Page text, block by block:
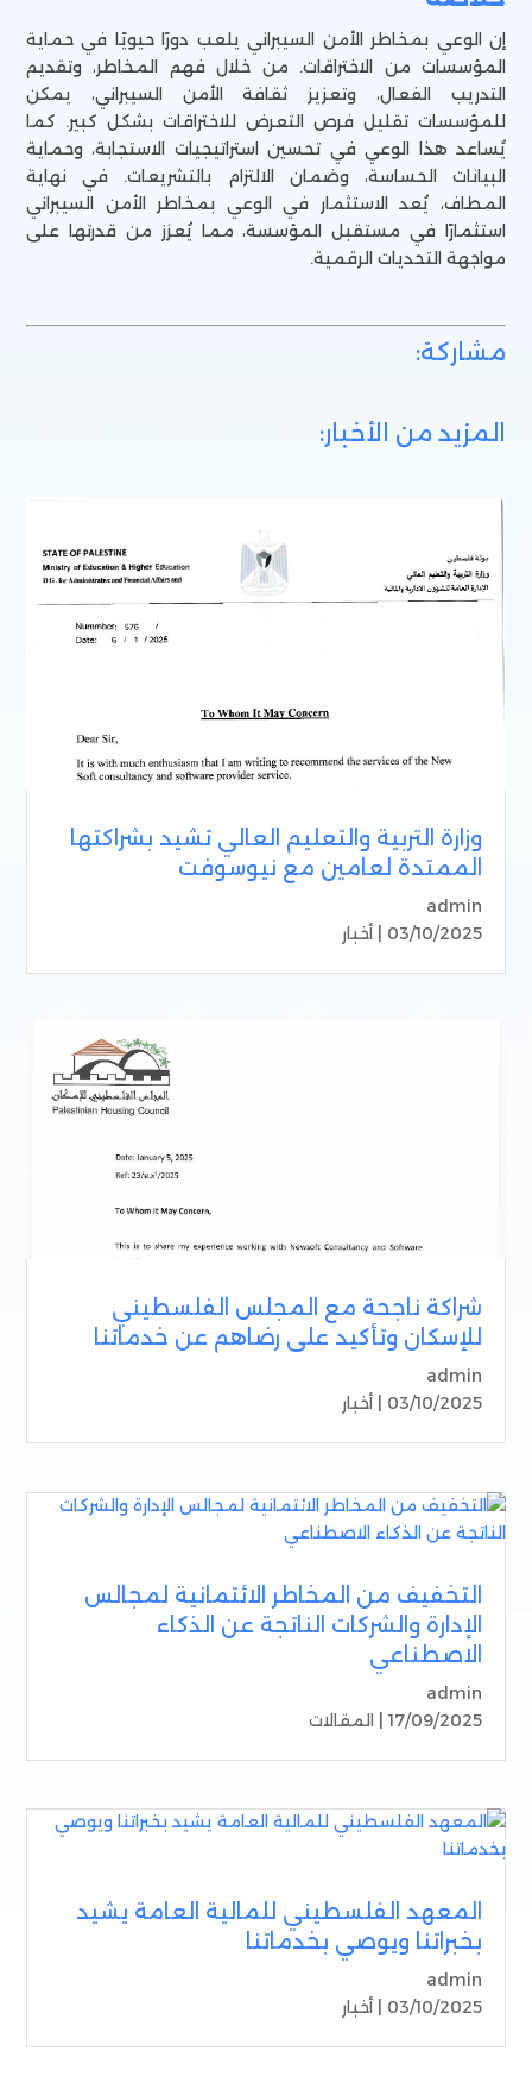
إن الوعي بمخاطر الأمن السيبراني يلعب دورًا حيويًا في حماية
المؤسسات من الاختراقات. من خلال فهم المخاطر، وتقديم
التدريب الفعال، وتعزيز ثقافة الأمن السيبراني، يمكن
للمؤسسات تقليل فرص التعرض للاختراقات بشكل كبير. كما
يُساعد هذا الوعي في تحسين استراتيجيات الاستجابة، وحماية
البيانات الحساسة، وضمان الالتزام بالتشريعات. في نهاية
المطاف، يُعد الاستثمار في الوعي بمخاطر الأمن السيبراني
استثمارًا في مستقبل المؤسسة، مما يُعزز من قدرتها على
مواجهة التحديات الرقمية.
مشاركة:
المزيد من الأخبار:
وزارة التربية والتعليم العالي تشيد بشراكتها
الممتدة لعامين مع نيوسوفت
admin
03/10/2025 |
أخبار
شراكة ناجحة مع المجلس الفلسطيني
للإسكان وتأكيد على رضاهم عن خدماتنا
admin
03/10/2025 |
أخبار
التخفيف من المخاطر الائتمانية لمجالس
الإدارة والشركات الناتجة عن الذكاء
الاصطناعي
admin
17/09/2025 |
المقالات
المعهد الفلسطيني للمالية العامة يشيد
بخبراتنا ويوصي بخدماتنا
admin
03/10/2025 |
أخبار